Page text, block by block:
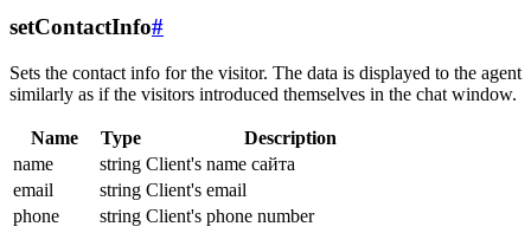
setContactInfo#
Sets the contact info for the visitor. The data is displayed to the agent
similarly as if the visitors introduced themselves in the chat window.
Name Type
Description
name
string Client's name сайта
email
string Client's email
phone
string Client's phone number